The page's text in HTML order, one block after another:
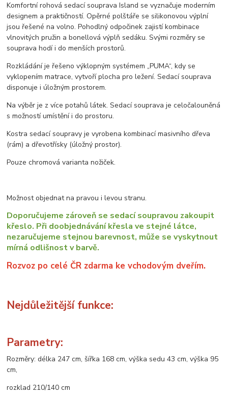
Komfortní rohová sedací souprava Island se vyznačuje moderním
designem a praktičností. Opěrné polštáře se silikonovou výplní
jsou řešené na volno. Pohodlný odpočinek zajistí kombinace
vlnovitých pružin a bonellová výplň sedáku. Svými rozměry se
souprava hodí i do menších prostorů.
Rozkládání je řešeno výklopným systémem „PUMA“, kdy se
vyklopením matrace, vytvoří plocha pro ležení. Sedací souprava
disponuje i úložným prostorem.
Na výběr je z více potahů látek. Sedací souprava je celočalouněná
s možností umístění i do prostoru.
Kostra sedací soupravy je vyrobena kombinací masivního dřeva
(rám) a dřevotřísky (úložný prostor).
Pouze chromová varianta nožiček.
Možnost objednat na pravou i levou stranu.
Doporučujeme zároveň se sedací soupravou zakoupit
křeslo. Při doobjednávání křesla ve stejné látce,
nezaručujeme stejnou barevnost, může se vyskytnout
mírná odlišnost v barvě.
Rozvoz po celé ČR zdarma ke vchodovým dveřím.
Nejdůležitější funkce:
Parametry:
Rozměry: délka 247 cm, šířka 168 cm, výška sedu 43 cm, výška 95
cm,
rozklad 210/140 cm